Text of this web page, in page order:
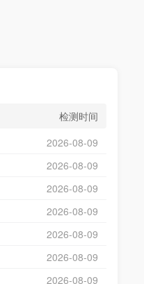
检测时间
2026-08-09
2026-08-09
2026-08-09
2026-08-09
2026-08-09
2026-08-09
2026-08-09